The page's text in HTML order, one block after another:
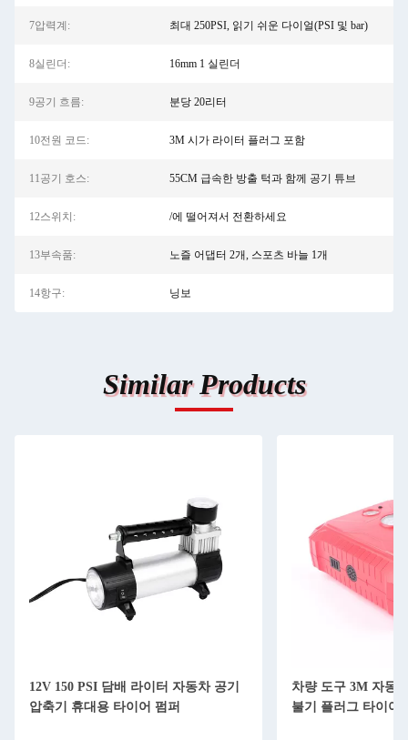
7압력계: 최대 250PSI, 읽기 쉬운 다이얼(PSI 및 bar)
8실린더: 16mm 1 실린더
9공기 흐름: 분당 20리터
10전원 코드: 3M 시가 라이터 플러그 포함
11공기 호스: 55CM 급속한 방출 턱과 함께 공기 튜브
12스위치: /에 떨어져서 전환하세요
13부속품: 노즐 어댑터 2개, 스포츠 바늘 1개
14항구: 닝보
Similar Products
12V 150 PSI 담배 라이터 자동차 공기
압축기 휴대용 타이어 펌퍼
차량 도구 3M 자동
불기 플러그 타이어